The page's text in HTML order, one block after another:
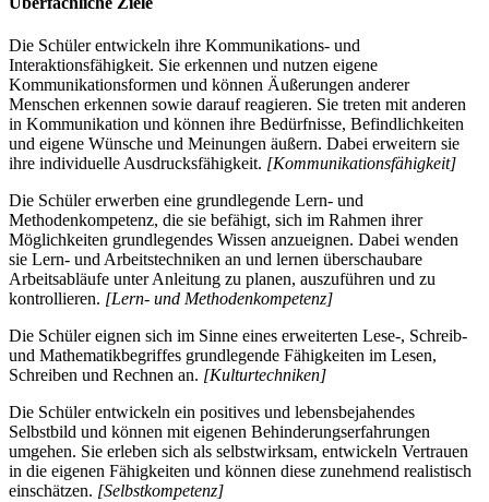
Die Schüler entwickeln ihre Kommunikations- und
Interaktionsfähigkeit. Sie erkennen und nutzen eigene
Kommunikationsformen und können Äußerungen anderer
Menschen erkennen sowie darauf reagieren. Sie treten mit anderen
in Kommunikation und können ihre Bedürfnisse, Befindlichkeiten
und eigene Wünsche und Meinungen äußern. Dabei erweitern sie
ihre individuelle Ausdrucksfähigkeit. [Kommunikationsfähigkeit]
Die Schüler erwerben eine grundlegende Lern- und
Methodenkompetenz, die sie befähigt, sich im Rahmen ihrer
Möglichkeiten grundlegendes Wissen anzueignen. Dabei wenden
sie Lern- und Arbeitstechniken an und lernen überschaubare
Arbeitsabläufe unter Anleitung zu planen, auszuführen und zu
kontrollieren. [Lern- und Methodenkompetenz]
Die Schüler eignen sich im Sinne eines erweiterten Lese-, Schreib-
und Mathematikbegriffes grundlegende Fähigkeiten im Lesen,
Schreiben und Rechnen an. [Kulturtechniken]
Die Schüler entwickeln ein positives und lebensbejahendes
Selbstbild und können mit eigenen Behinderungserfahrungen
umgehen. Sie erleben sich als selbstwirksam, entwickeln Vertrauen
in die eigenen Fähigkeiten und können diese zunehmend realistisch
einschätzen. [Selbstkompetenz]